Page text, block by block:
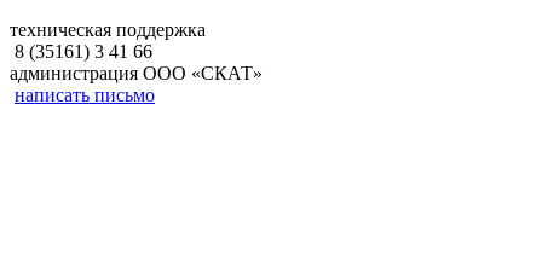
техническая поддержка
8 (35161) 3 41 66
администрация ООО «СКАТ»
написать письмо